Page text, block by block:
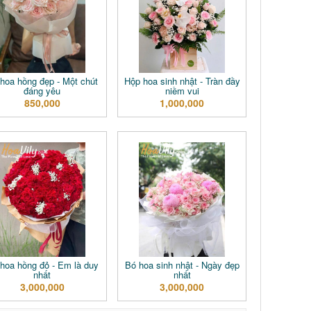
hồng đẹp - Một chút
đáng yêu
850,000
Hộp hoa sinh nhật - Tràn đầy
niềm vui
1,000,000
hồng đỏ - Em là duy
nhất
3,000,000
Bó hoa sinh nhật - Ngày đẹp
nhất
3,000,000